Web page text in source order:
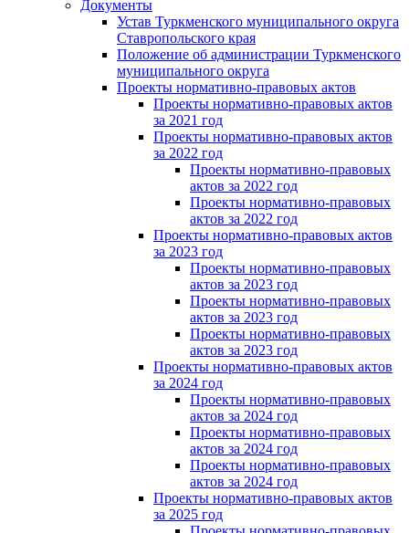
Документы
Устав Туркменского муниципального округа
Ставропольского края
Положение об администрации Туркменского
муниципального округа
Проекты нормативно-правовых актов
Проекты нормативно-правовых актов
за 2021 год
Проекты нормативно-правовых актов
за 2022 год
Проекты нормативно-правовых
актов за 2022 год
Проекты нормативно-правовых
актов за 2022 год
Проекты нормативно-правовых актов
за 2023 год
Проекты нормативно-правовых
актов за 2023 год
Проекты нормативно-правовых
актов за 2023 год
Проекты нормативно-правовых
актов за 2023 год
Проекты нормативно-правовых актов
за 2024 год
Проекты нормативно-правовых
актов за 2024 год
Проекты нормативно-правовых
актов за 2024 год
Проекты нормативно-правовых
актов за 2024 год
Проекты нормативно-правовых актов
за 2025 год